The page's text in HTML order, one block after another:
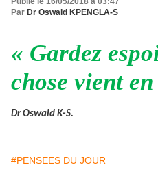
Par Dr Oswald KPENGLA-S
« Gardez
chose vient
Dr Oswald K-S.
#PENSEES DU JOUR